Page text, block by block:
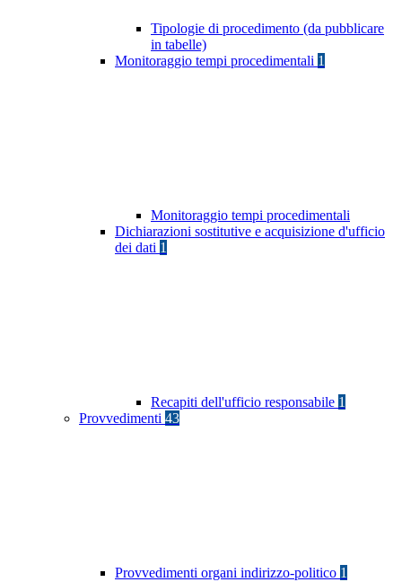
Tipologie di procedimento (da pubblicare
in tabelle)
Monitoraggio tempi procedimentali 1
Monitoraggio tempi procedimentali
Dichiarazioni sostitutive e acquisizione d'ufficio
dei dati 1
Recapiti dell'ufficio responsabile 1
Provvedimenti 43
Provvedimenti organi indirizzo-politico 1